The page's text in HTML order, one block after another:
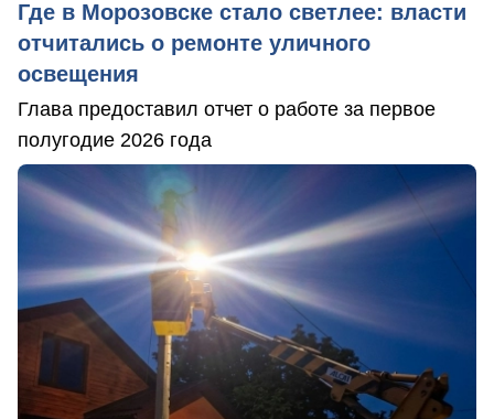
Где в Морозовске стало светлее: власти
отчитались о ремонте уличного
освещения
Глава предоставил отчет о работе за первое
полугодие 2026 года